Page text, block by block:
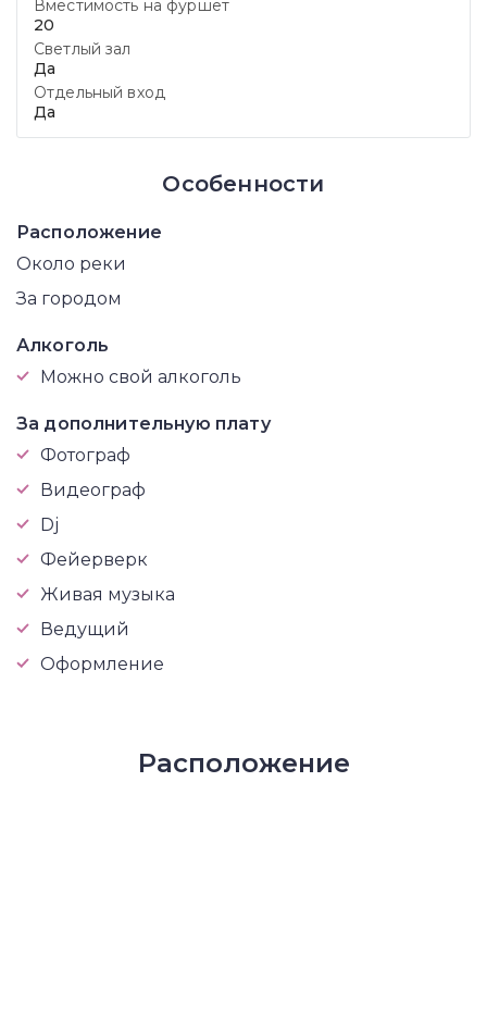
Вместимость на фуршет
20
Светлый зал
Да
Отдельный вход
Да
Особенности
Расположение
Около реки
За городом
Алкоголь
Можно свой алкоголь
За дополнительную плату
Фотограф
Видеограф
Dj
Фейерверк
Живая музыка
Ведущий
Оформление
Расположение